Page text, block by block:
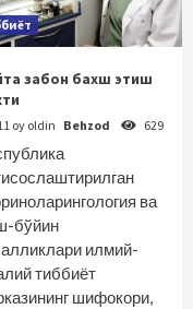
забон бахш этиш
oy oldin Behzod 629
ва
бўйин
илмий-
тиббиёт
шифокори,